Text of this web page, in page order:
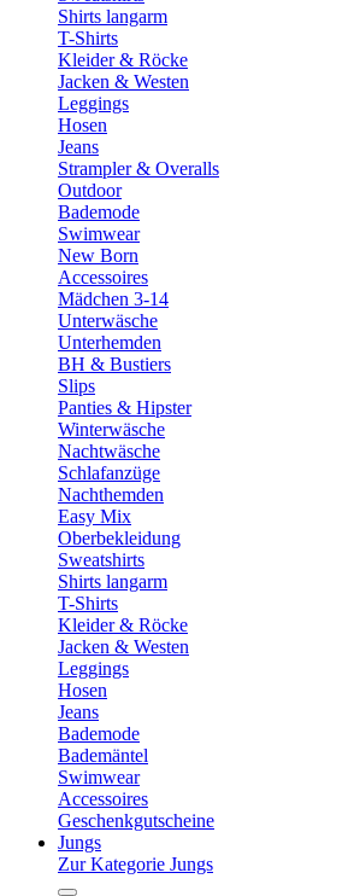
Shirts langarm
T-Shirts
Kleider & Röcke
Jacken & Westen
Leggings
Hosen
Jeans
Strampler & Overalls
Outdoor
Bademode
Swimwear
New Born
Accessoires
Mädchen 3-14
Unterwäsche
Unterhemden
BH & Bustiers
Slips
Panties & Hipster
Winterwäsche
Nachtwäsche
Schlafanzüge
Nachthemden
Easy Mix
Oberbekleidung
Sweatshirts
Shirts langarm
T-Shirts
Kleider & Röcke
Jacken & Westen
Leggings
Hosen
Jeans
Bademode
Bademäntel
Swimwear
Accessoires
Geschenkgutscheine
Jungs
Zur Kategorie Jungs